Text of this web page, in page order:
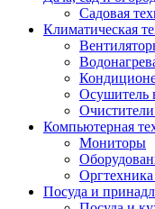
Садовая
Климатическая
Осушитель
Компьютерная
Мониторы
Посуда и